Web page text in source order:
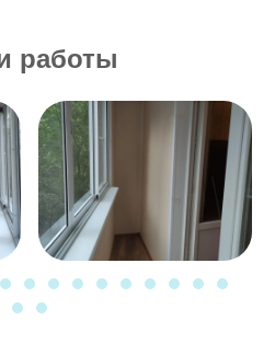
работы